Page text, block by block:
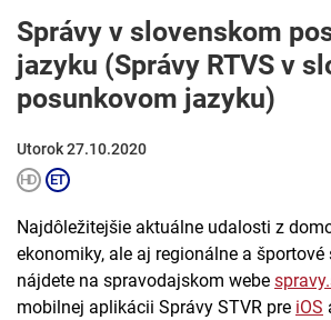
Správy v slovenskom
jazyku (Správy RTVS v
posunkovom jazyku)
Utorok 27.10.2020
Najdôležitejšie aktuálne udalosti z
ekonomiky, ale aj regionálne a
nájdete na spravodajskom webe
mobilnej aplikácii Správy STVR pre iOS